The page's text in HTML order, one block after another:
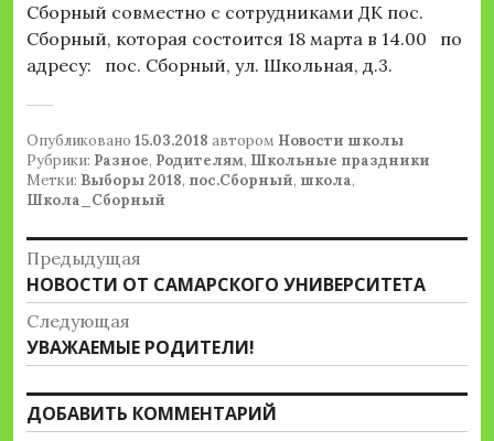
Сборный совместно с сотрудниками ДК пос.
Сборный, которая состоится 18 марта в 14.00 по
адресу: пос. Сборный, ул. Школьная, д.3.
Опубликовано 15.03.2018 автором Новости школы
Рубрики: Разное, Родителям, Школьные праздники
Метки: Выборы 2018, пос.Сборный, школа,
Школа_Сборный
Навигация
по
записям
Предыдущая
Предыдущая
запись:
НОВОСТИ ОТ САМАРСКОГО УНИВЕРСИТЕТА
Следующая
Следующая
запись:
УВАЖАЕМЫЕ РОДИТЕЛИ!
ДОБАВИТЬ КОММЕНТАРИЙ